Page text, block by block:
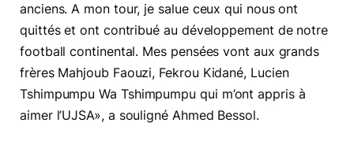
anciens. A mon tour, je salue ceux qui nous ont
quittés et ont contribué au développement de notre
football continental. Mes pensées vont aux grands
frères Mahjoub Faouzi, Fekrou Kidané, Lucien
Tshimpumpu Wa Tshimpumpu qui m’ont appris à
aimer l’UJSA», a souligné Ahmed Bessol.